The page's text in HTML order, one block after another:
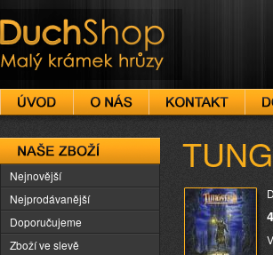
Naše zboží
Nejnovější
Nejprodávanější
Doporučujeme
Zboží ve slevě